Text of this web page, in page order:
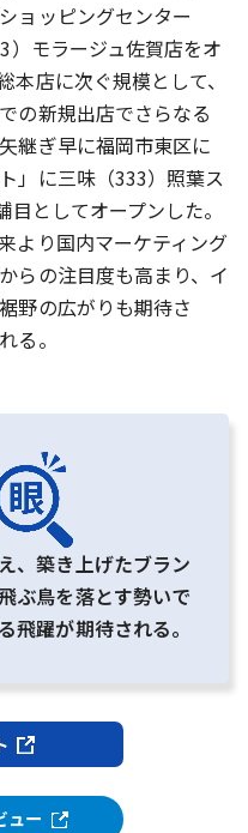
ョッピングセンター
）モラージュ佐賀店をオ
本店に次ぐ規模として、
の新規出店でさらなる
継ぎ早に福岡市東区に
」に三味（333）照葉ス
としてオープンした。
より国内マーケティング
らの注目度も高まり、イ
野の広がりも期待さ
る。
、築き上げたブラン
ぶ鳥を落とす勢いで
飛躍が期待される。
ュー